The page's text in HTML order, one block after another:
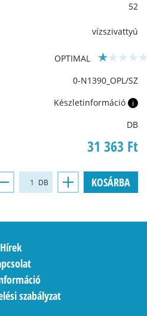
52
vízszivattyú
OPTIMAL
0-N1390_OPL/SZ
Készletinformáció i
DB
31 363 Ft
DB KOSÁRBA
Hírek
szabályzat